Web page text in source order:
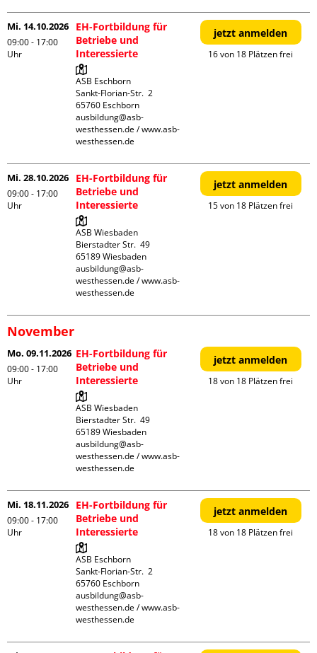
Mi. 14.10.2026
09:00 - 17:00
Uhr
EH-Fortbildung für
Betriebe und
Interessierte
ASB Eschborn
Sankt-Florian-Str.  2
65760 Eschborn
ausbildung@asb-
westhessen.de / www.asb-
westhessen.de
jetzt anmelden
16 von 18 Plätzen frei
Mi. 28.10.2026
09:00 - 17:00
Uhr
EH-Fortbildung für
Betriebe und
Interessierte
ASB Wiesbaden
Bierstadter Str.  49
65189 Wiesbaden
ausbildung@asb-
westhessen.de / www.asb-
westhessen.de
jetzt anmelden
15 von 18 Plätzen frei
November
Mo. 09.11.2026
09:00 - 17:00
Uhr
EH-Fortbildung für
Betriebe und
Interessierte
ASB Wiesbaden
Bierstadter Str.  49
65189 Wiesbaden
ausbildung@asb-
westhessen.de / www.asb-
westhessen.de
jetzt anmelden
18 von 18 Plätzen frei
Mi. 18.11.2026
09:00 - 17:00
Uhr
EH-Fortbildung für
Betriebe und
Interessierte
ASB Eschborn
Sankt-Florian-Str.  2
65760 Eschborn
ausbildung@asb-
westhessen.de / www.asb-
westhessen.de
jetzt anmelden
18 von 18 Plätzen frei